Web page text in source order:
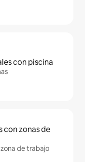
con piscina
con zonas de
de trabajo